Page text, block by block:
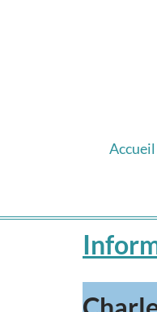
Accueil